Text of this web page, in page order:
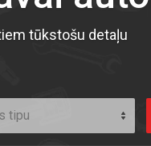
tūkstošu detaļu
tipu